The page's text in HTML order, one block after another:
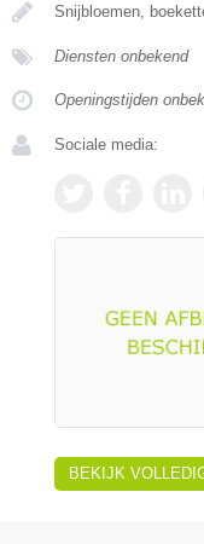
Snijbloemen,
Diensten onbekend
Openingstijden
Sociale media:
BEKIJK